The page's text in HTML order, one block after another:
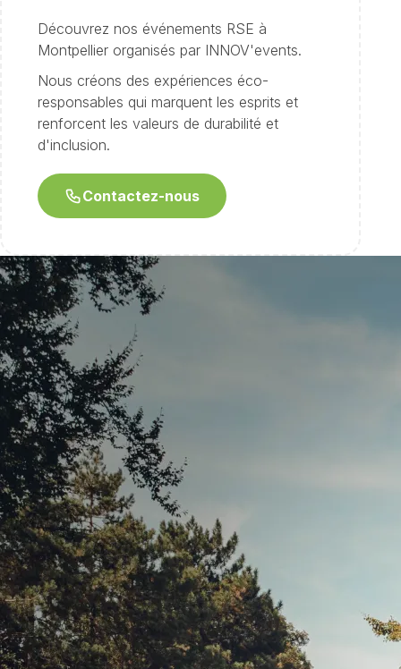
Découvrez nos événements RSE à
Montpellier organisés par INNOV'events.
Nous créons des expériences éco-
responsables qui marquent les esprits et
renforcent les valeurs de durabilité et
d'inclusion.
Contactez-nous